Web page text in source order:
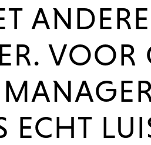
VOOR
ECHT